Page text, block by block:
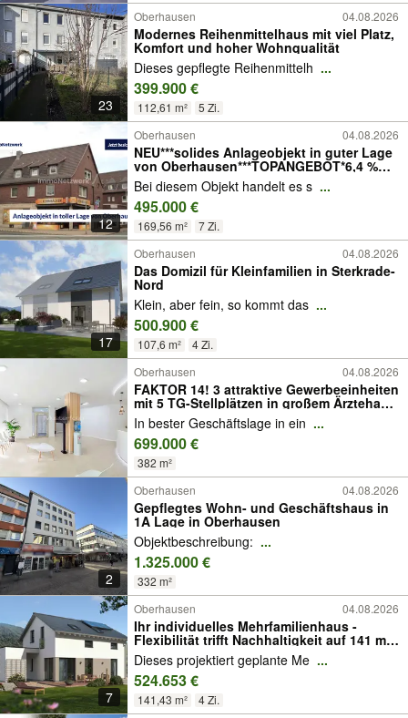
23
Oberhausen 04.08.2026
Modernes Reihenmittelhaus mit viel Platz,
Komfort und hoher Wohnqualität
Dieses gepflegte Reihenmittelh ...
399.900 €
112,61 m² 5 Zi.
12
Oberhausen 04.08.2026
NEU***solides Anlageobjekt in guter Lage
von Oberhausen***TOPANGEBOT*6,4 %
Rendite
Bei diesem Objekt handelt es s ...
495.000 €
169,56 m² 7 Zi.
17
Oberhausen 04.08.2026
Das Domizil für Kleinfamilien in Sterkrade-
Nord
Klein, aber fein, so kommt das ...
500.900 €
107,6 m²
4 Zi.
Oberhausen
04.08.2026
FAKTOR 14! 3 attraktive Gewerbeeinheiten
mit 5 TG-Stellplätzen in großem Ärztehaus
in Sterkrade
In bester Geschäftslage in ein ...
699.000 €
382 m²
2
Oberhausen 04.08.2026
Gepflegtes Wohn- und Geschäftshaus in
1A Lage in Oberhausen
Objektbeschreibung: ...
1.325.000 €
332 m²
7
Oberhausen 04.08.2026
Ihr individuelles Mehrfamilienhaus -
Flexibilität trifft Nachhaltigkeit auf 141 m²
Wohnfläche
Dieses projektiert geplante Me ...
524.653 €
141,43 m² 4 Zi.